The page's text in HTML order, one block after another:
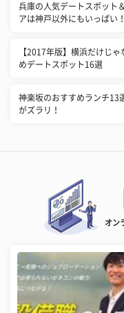
兵庫の人気デートスポット
アは神戸以外にもいっぱい！
【2017年版】横浜だけじ
めデートスポット16選
神楽坂のおすすめランチ13
がズラリ！
オン